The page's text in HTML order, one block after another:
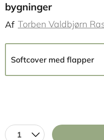
bygninger
Af Torben Valdbjørn
Softcover med flapper
1